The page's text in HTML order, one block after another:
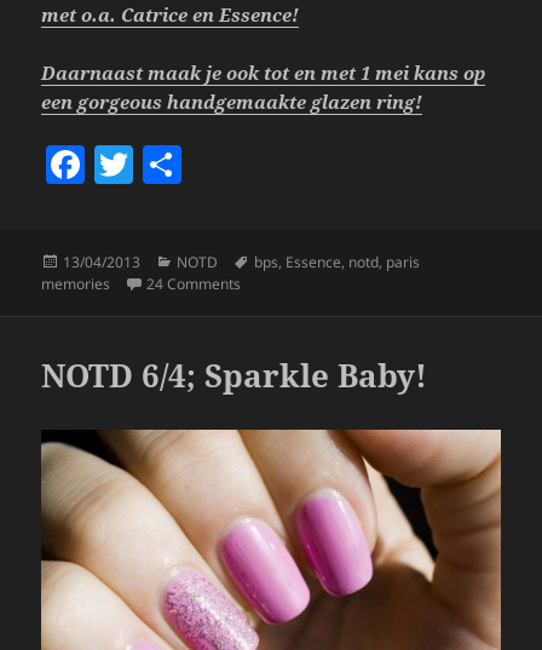
met o.a. Catrice en Essence!
Daarnaast maak je ook tot en met 1 mei kans op
een gorgeous handgemaakte glazen ring!
F
e
o
o
k
T
erre
Posted
on
13/04/2013 Categories
NOTD Tags
bps, Essence, notd, paris
memories
24 Comments
NOTD 6/4; Sparkle Baby!